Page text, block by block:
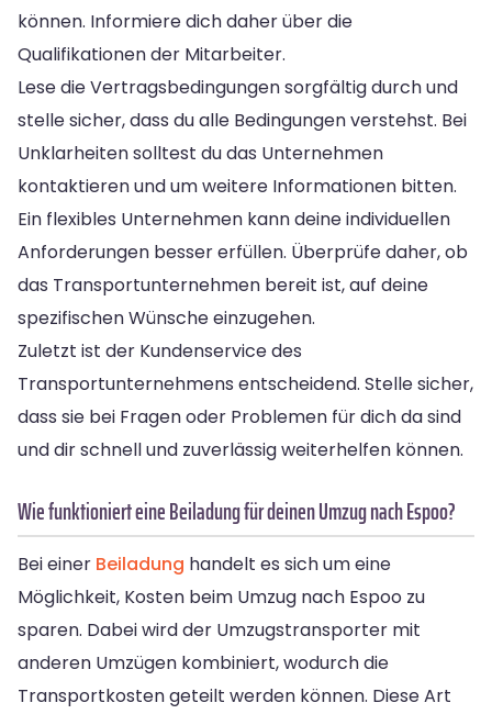
können. Informiere dich daher über die
Qualifikationen der Mitarbeiter.
Lese die Vertragsbedingungen sorgfältig durch und
stelle sicher, dass du alle Bedingungen verstehst. Bei
Unklarheiten solltest du das Unternehmen
kontaktieren und um weitere Informationen bitten.
Ein flexibles Unternehmen kann deine individuellen
Anforderungen besser erfüllen. Überprüfe daher, ob
das Transportunternehmen bereit ist, auf deine
spezifischen Wünsche einzugehen.
Zuletzt ist der Kundenservice des
Transportunternehmens entscheidend. Stelle sicher,
dass sie bei Fragen oder Problemen für dich da sind
und dir schnell und zuverlässig weiterhelfen können.
Wie funktioniert eine Beiladung für deinen Umzug nach Espoo?
Bei einer Beiladung handelt es sich um eine
Möglichkeit, Kosten beim Umzug nach Espoo zu
sparen. Dabei wird der Umzugstransporter mit
anderen Umzügen kombiniert, wodurch die
Transportkosten geteilt werden können. Diese Art